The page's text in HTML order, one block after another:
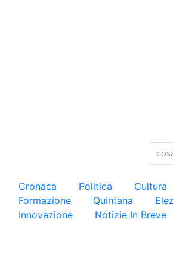
Cronaca Politica Cultura
Formazione
Quintana
Innovazione
Notizie In Breve